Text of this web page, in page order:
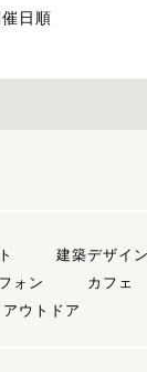
日順
建築デザイン
ォン カフェ
アウトドア